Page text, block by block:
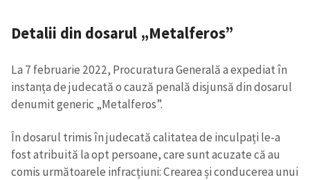
Detalii din dosarul „Metalferos”
La 7 februarie 2022, Procuratura Generală a expediat în
instanța de judecată o cauză penală disjunsă din dosarul
denumit generic „Metalferos”.
În dosarul trimis în judecată calitatea de inculpați le-a
fost atribuită la opt persoane, care sunt acuzate că au
comis următoarele infracțiuni: Crearea și conducerea unui